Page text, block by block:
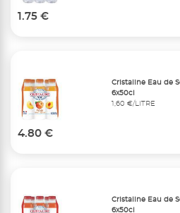
1.75 €
Cristaline Eau de
6x50cl
1,60 €/LITRE
4.80 €
Cristaline Eau de
6x50cl